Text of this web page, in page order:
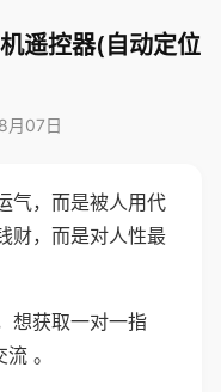
遥控器(自动定位
月07日
气，而是被人用代
财，而是对人性最
想获取一对一指
。